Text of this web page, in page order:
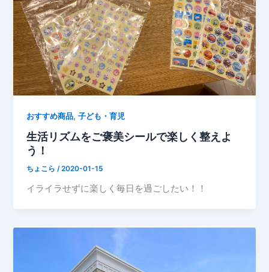
おすすめ商品,子ども・育児
生活リズムをご褒美シールで楽しく整えよ
う！
ちょこら/2020-01-15
イライラせずに楽しく毎日を過ごしたい！！